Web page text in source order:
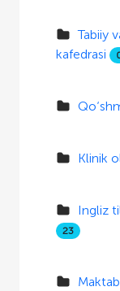
Tabiiy
kafedrasi
Klinik
Ingliz
23